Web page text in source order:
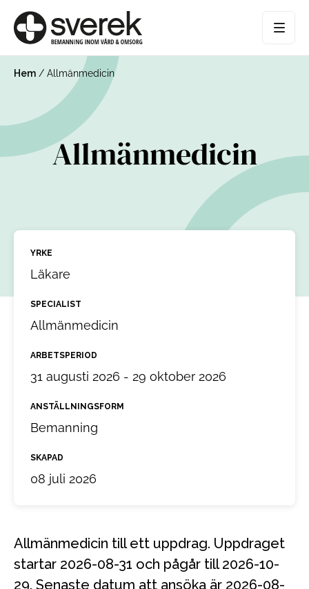
Hem / Allmänmedicin
Allmänmedicin
YRKE
Läkare
SPECIALIST
Allmänmedicin
ARBETSPERIOD
31 augusti 2026 - 29 oktober 2026
ANSTÄLLNINGSFORM
Bemanning
SKAPAD
08 juli 2026
Allmänmedicin till ett uppdrag. Uppdraget
startar 2026-08-31 och pågår till 2026-10-
29. Senaste datum att ansöka är 2026-08-